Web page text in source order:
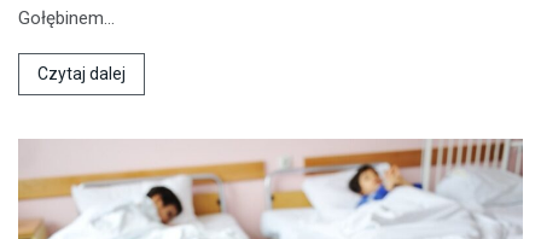
Gołębinem…
Czytaj dalej